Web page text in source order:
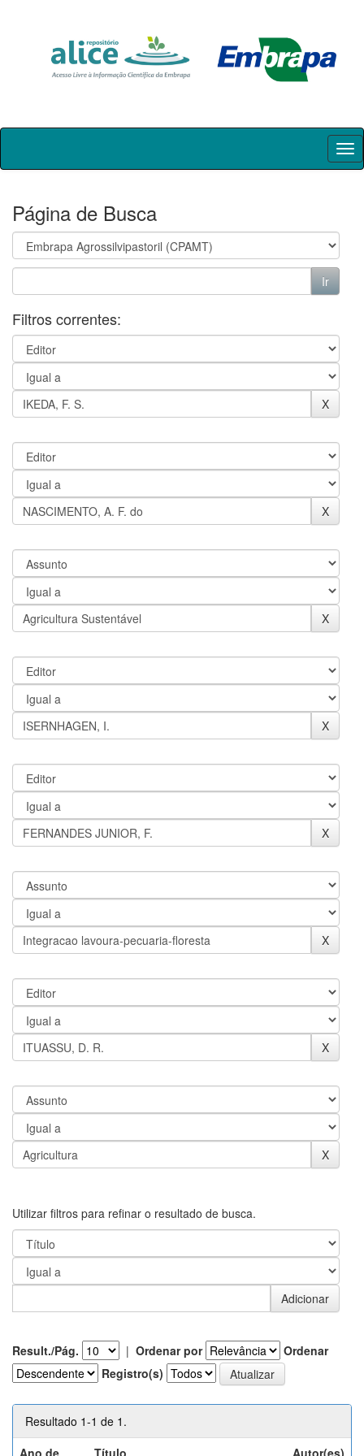
Skip
Página de Busca
Filtros correntes:
Utilizar filtros para refinar o resultado de busca.
Result./Pág. | Ordenar por
Ordenar
Registro(s)
Resultado 1-1 de 1.
Ano de
Título Autor(es)